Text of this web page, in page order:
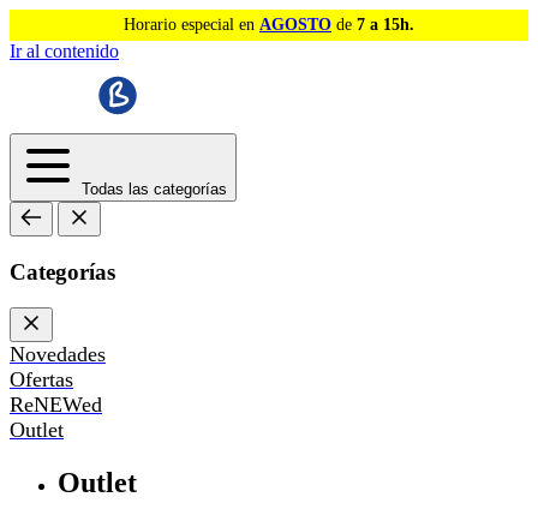
Horario especial en AGOSTO de 7 a 15h.
Ir al contenido
Todas las categorías
Categorías
Novedades
Ofertas
ReNEWed
Outlet
Outlet